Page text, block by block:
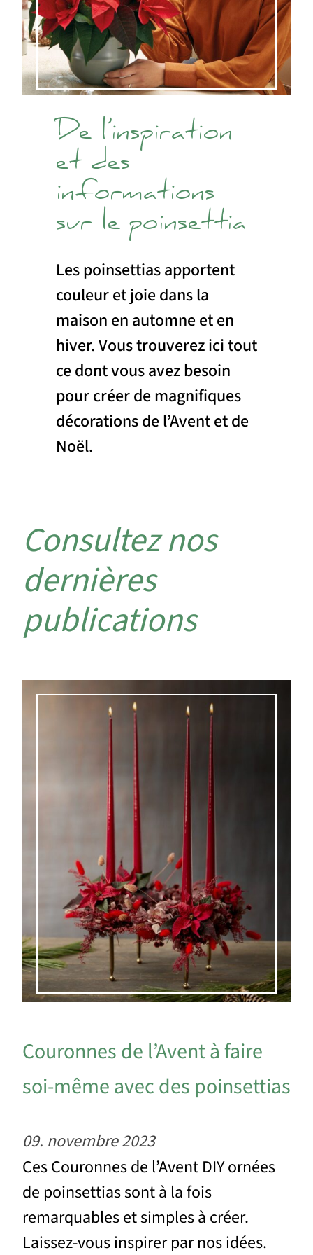
De l’inspiration
et des
informations
sur le poinsettia
Les poinsettias apportent
couleur et joie dans la
maison en automne et en
hiver. Vous trouverez ici tout
ce dont vous avez besoin
pour créer de magnifiques
décorations de l’Avent et de
Noël.
Consultez nos
dernières
publications
Couronnes de l’Avent à faire
soi-même avec des poinsettias
09. novembre 2023
Ces Couronnes de l’Avent DIY ornées
de poinsettias sont à la fois
remarquables et simples à créer.
Laissez-vous inspirer par nos idées.